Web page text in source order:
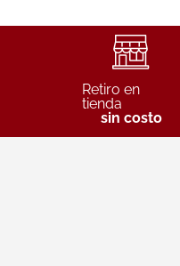
Retiro en
tienda
sin costo